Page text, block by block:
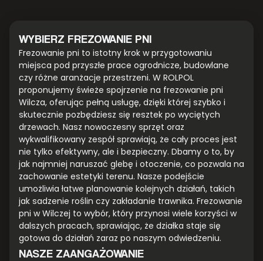
WYBIERZ FREZOWANIE PNI
Frezowanie pni to istotny krok w przygotowaniu
miejsca pod przyszłe prace ogrodnicze, budowlane
czy różne aranżacje przestrzeni. W ROLPOL
proponujemy świeże spojrzenie na frezowanie pni
Wilcza, oferując pełną usługę, dzięki której szybko i
skutecznie pozbędziesz się resztek po wyciętych
drzewach. Nasz nowoczesny sprzęt oraz
wykwalifikowany zespół sprawiają, że cały proces jest
nie tylko efektywny, ale i bezpieczny. Dbamy o to, by
jak najmniej naruszać glebę i otoczenie, co pozwala na
zachowanie estetyki terenu. Nasze podejście
umożliwia łatwe planowanie kolejnych działań, takich
jak sadzenie roślin czy zakładanie trawnika. Frezowanie
pni w Wilczej to wybór, który przynosi wiele korzyści w
dalszych pracach, sprawiając, że działka staje się
gotowa do działań zaraz po naszym odwiedzeniu.
NASZE ZAANGAŻOWANIE